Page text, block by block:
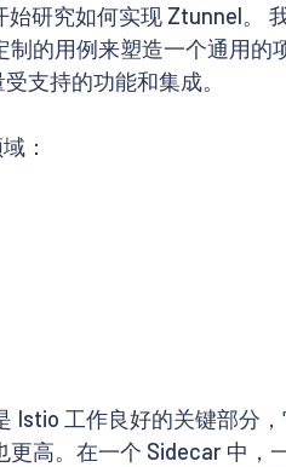
研究如何实现 Ztunnel。
的用例来塑造一个通用
支持的功能和集成。
：
Istio 工作良好的关键部分
高。在一个 Sidecar 中，